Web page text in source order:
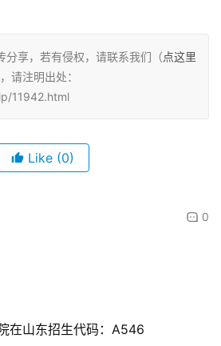
分享，若有侵权，请联系我们（点这里
请注明出处：
11942.html
Like (0)
0
在山东招生代码：A546